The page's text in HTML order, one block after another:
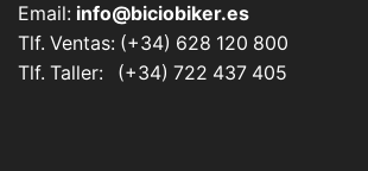
Email: info@biciobiker.es
Tlf. Ventas: (+34) 628 120 800
Tlf. Taller: (+34) 722 437 405